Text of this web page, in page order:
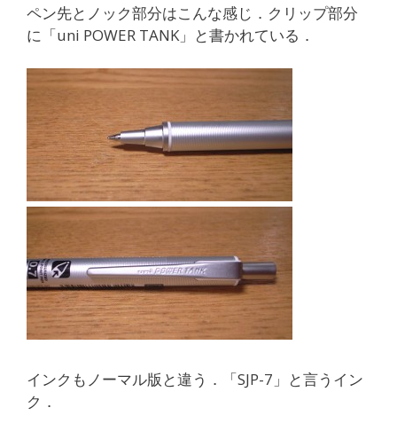
ペン先とノック部分はこんな感じ．クリップ部分
に「uni POWER TANK」と書かれている．
インクもノーマル版と違う．「SJP-7」と言うイン
ク．